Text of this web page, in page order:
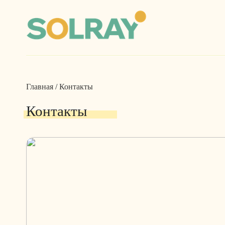
Главная /Контакты
Контакты